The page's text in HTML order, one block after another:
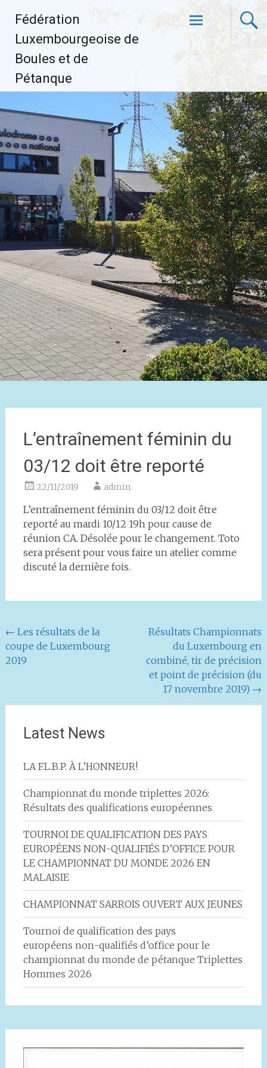
contenu
Fédération
Luxembourgeoise de
Boules et de
Pétanque
L’entraînement féminin du
03/12 doit être reporté
22/11/2019 admin
L’entraînement féminin du 03/12 doit être
reporté au mardi 10/12 19h pour cause de
réunion CA. Désolée pour le changement. Toto
sera présent pour vous faire un atelier comme
discuté la dernière fois.
Navigation
de
← Les résultats de la
coupe de Luxembourg
2019
Résultats Championnats
du Luxembourg en
combiné, tir de précision
et point de précision (du
17 novembre 2019) →
Latest News
LA F.L.B.P. À L’HONNEUR!
Championnat du monde triplettes 2026:
Résultats des qualifications européennes
TOURNOI DE QUALIFICATION DES PAYS
EUROPÉENS NON-QUALIFIÉS D’OFFICE POUR
LE CHAMPIONNAT DU MONDE 2026 EN
MALAISIE
CHAMPIONNAT SARROIS OUVERT AUX JEUNES
Tournoi de qualification des pays
européens non-qualifiés d’office pour le
championnat du monde de pétanque Triplettes
Hommes 2026